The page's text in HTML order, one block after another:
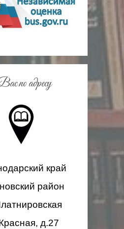
s
n
i
i
по адресу
край
район
д.27